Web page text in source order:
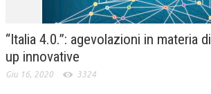
ARCHIVIO EVENTI (FINO AL 2022)
CORSI ENTI TERZI
“Italia 4.0.”: agevolazioni in materia
up innovative
Giu 16, 2020 3324